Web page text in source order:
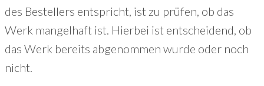
des Bestellers entspricht, ist zu prüfen, ob das
Werk mangelhaft ist. Hierbei ist entscheidend, ob
das Werk bereits abgenommen wurde oder noch
nicht.